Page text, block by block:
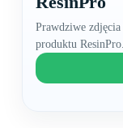
Prawdziwe zdjęcia
produktu ResinPro.